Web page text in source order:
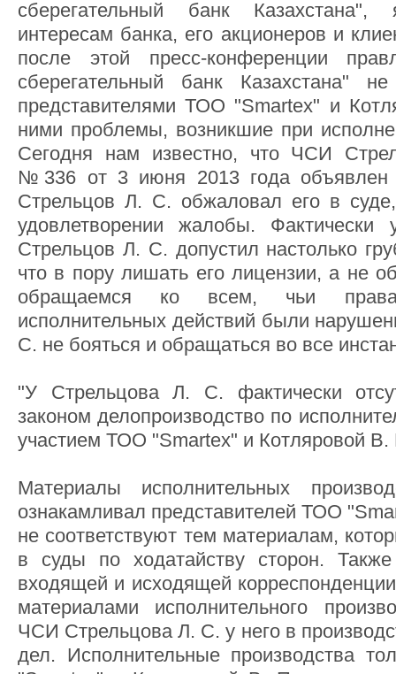
сберегательный банк Казахстана",
интересам банка, его акционеров и
после этой пресс-конференции
сберегательный банк Казахстана"
представителями ТОО "Smartex" и
ними проблемы, возникшие при
Сегодня нам известно, что ЧСИ
№336 от 3 июня 2013 года объявлен
Стрельцов Л. С. обжаловал его в
удовлетворении жалобы.
Стрельцов Л. С. допустил настолько
что в пору лишать его лицензии, а не
обращаемся ко всем, чьи
исполнительных действий были
С. не бояться и обращаться во все
"У Стрельцова Л. С. фактически
законом делопроизводство по
участием ТОО "Smartex" и Котляровой В.
Материалы исполнительных
ознакамливал представителей ТОО
не соответствуют тем материалам,
в суды по ходатайству сторон.
входящей и исходящей
материалами исполнительного
ЧСИ Стрельцова Л. С. у него в
дел. Исполнительные производства